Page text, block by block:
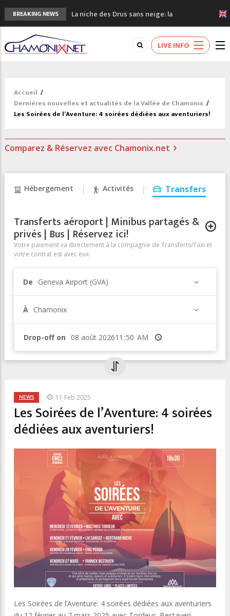
BREAKING NEWS
La niche des Drus sans neige: la
sécheresse en haute montagne
3 bonnes raisons pour visiter le nouveau
Musée du Mont-Blanc
Accidents en montagne: 3 personnes sont
à pied à Chamonix
3eme Chamonix Vallée Classics Festival
LIVE INFO
Accueil /
Dernières nouvelles et actualités de la Vallée de Chamonix /
Les Soirées de l’Aventure: 4 soirées dédiées aux aventuriers!
Comparez & Réservez avec Chamonix.net
Hébergement Activités Transfers
Transferts aéroport | Minibus partagés &
privés | Bus | Réservez ici!
Votre paiement va directement à la compagnie de Transferts/Taxi et
votre contrat est avec eux.
De Geneva Airport (GVA)
À Chamonix
Drop-off on Heure
NEWS 11 Feb 2025
Les Soirées de l’Aventure: 4 soirées
dédiées aux aventuriers!
Les Soirées de l’Aventure: 4 soirées dédiées aux aventuriers